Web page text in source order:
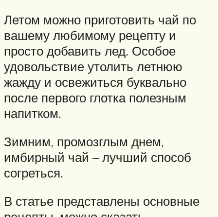
Летом можно приготовить чай по
вашему любимому рецепту и
просто добавить лед. Особое
удовольствие утолить летнюю
жажду и освежиться буквально
после первого глотка полезным
напитком.
Зимним, промозглым днем,
имбирный чай – лучший способ
согреться.
В статье представлены основные